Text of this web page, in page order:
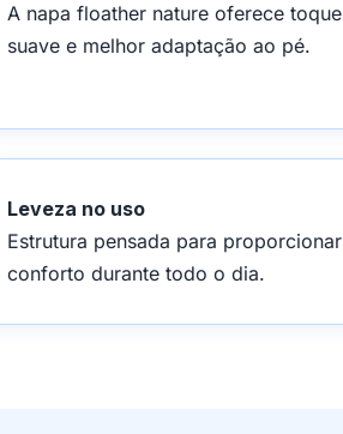
A napa floather nature oferece toque
suave e melhor adaptação ao pé.
Leveza no uso
Estrutura pensada para proporcionar
conforto durante todo o dia.